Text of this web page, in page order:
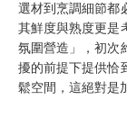
選材到烹調細節都
其鮮度與熟度更是
氛圍營造」，初次
擾的前提下提供恰
鬆空間，這絕對是